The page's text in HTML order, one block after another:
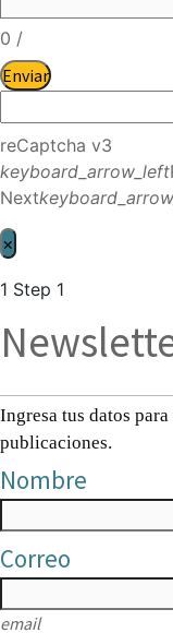
0 /
Enviar
reCaptcha v3
keyboard_arrow_left
Next
×
1 Step 1
Ingresa tus datos
publicaciones.
Nombre
Correo
email